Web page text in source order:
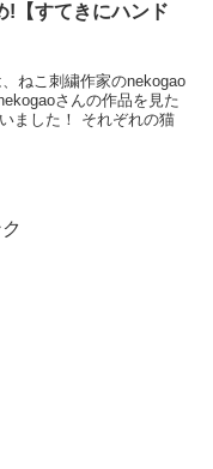
!【すてきにハンド
ねこ刺繍作家のnekogao
さんの作品を見た
ました！ それぞれの猫